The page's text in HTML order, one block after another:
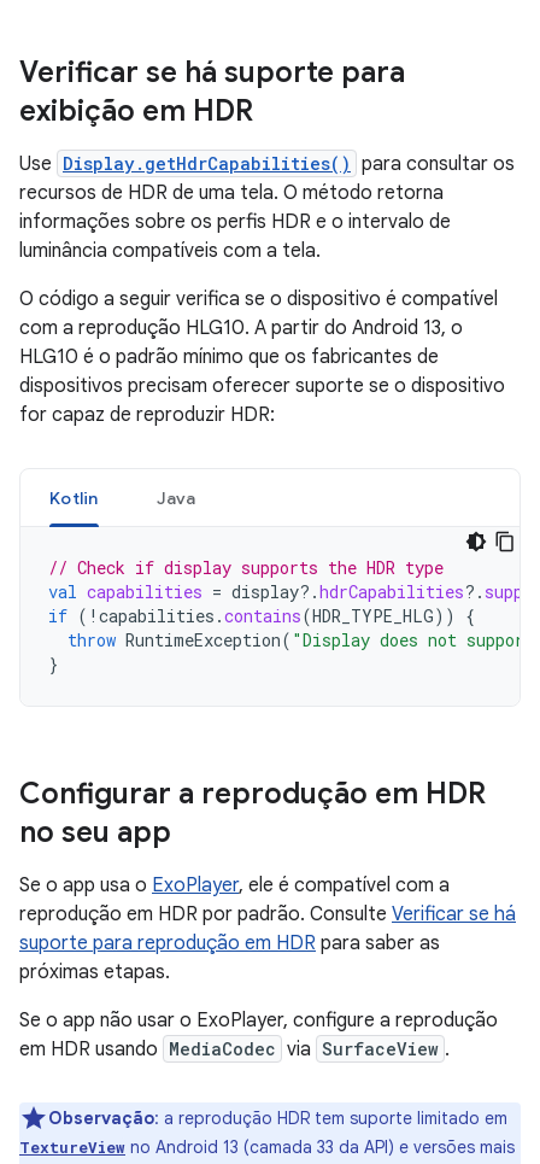
Verificar se há suporte para
exibição em HDR
Use Display.getHdrCapabilities() para consultar os
recursos de HDR de uma tela. O método retorna
informações sobre os perfis HDR e o intervalo de
luminância compatíveis com a tela.
O código a seguir verifica se o dispositivo é compatível
com a reprodução HLG10. A partir do Android 13, o
HLG10 é o padrão mínimo que os fabricantes de
dispositivos precisam oferecer suporte se o dispositivo
for capaz de reproduzir HDR:
Kotlin Java
// Check if display supports the HDR type
val capabilities = display?.hdrCapabilities?.
if ( ! capabilities .contains(HDR_TYPE_HLG))
{
throw RuntimeException( "Display does not support
}
Configurar a reprodução em HDR
no seu app
Se o app usa o ExoPlayer, ele é compatível com a
reprodução em HDR por padrão. Consulte Verificar se há
suporte para reprodução em HDR para saber as
próximas etapas.
Se o app não usar o ExoPlayer, configure a reprodução
em HDR usando MediaCodec via SurfaceView .
Observação: a reprodução HDR tem suporte limitado em
TextureView no Android 13 (camada 33 da API) e versões mais